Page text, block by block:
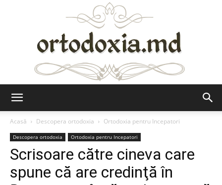
Acasă
Descopera ortodoxia Ortodoxia pentru Incepatori
Descopera ortodoxia Ortodoxia pentru Incepatori
Scrisoare către cineva care
spune că are credinţă în